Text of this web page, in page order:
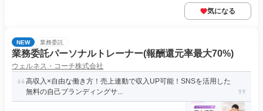
気になる
NEW 業務委託
業務委託パーソナルトレーナー(報酬還元率最大70%)
ウェルネス・コーチ株式会社
高収入×自由な働き方！売上連動で収入UP可能！SNSを活用した
無料の自己ブランディングサ...